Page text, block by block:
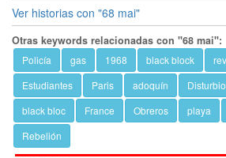
Ver historias con "68 mai"
Otras keywords relacionadas con "68 mai":
Policía gas 1968 black block
Estudiantes
Paris adoquín
black bloc
France Obreros playa
Rebelión